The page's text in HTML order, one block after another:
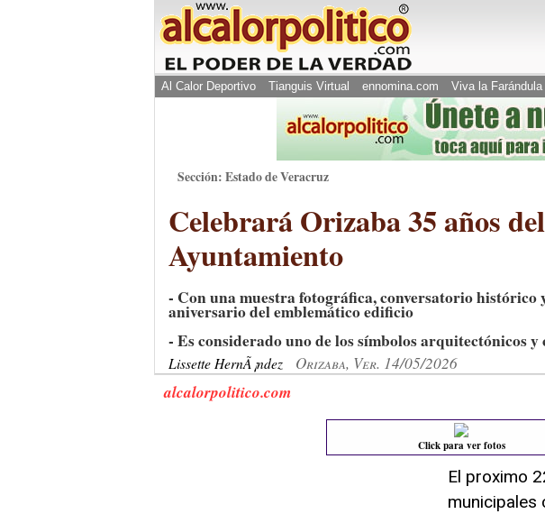
Al Calor Deportivo Tianguis Virtual ennomina.com Viva la Farándula
Sección: Estado de Veracruz
Celebrará Orizaba 35 años
Ayuntamiento
- Con una muestra fotográfica, conversatorio
aniversario del emblemático edificio
- Es considerado uno de los símbolos arquitectónicos
Lissette HernÃ¡ndez Orizaba, Ver. 14/05/2026
alcalorpolitico.com
Click para ver fotos
El proximo
municipales